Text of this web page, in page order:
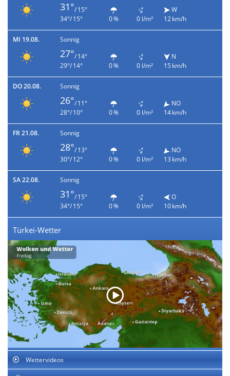
31°/ 15°
34°/ 15°
0 % 0 l/m²
W
12 km/h
MI 19.08. Sonnig
27°/ 14°
29°/ 14°
0 % 0 l/m²
N
15 km/h
DO 20.08. Sonnig
26°/ 11°
28°/ 10°
0 % 0 l/m²
NO
14 km/h
FR 21.08. Sonnig
28°/ 13°
30°/ 12°
0 % 0 l/m²
NO
13 km/h
SA 22.08. Sonnig
31°/ 15°
34°/ 15°
0 % 0 l/m²
O
10 km/h
Türkei-Wetter
Wettervideos